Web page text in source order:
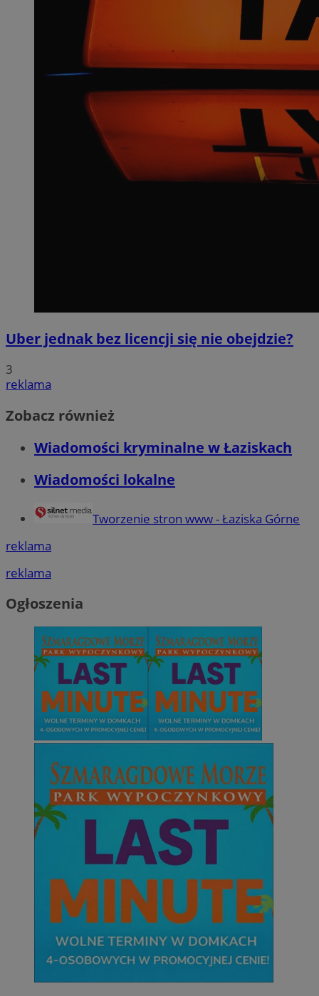
Uber jednak bez licencji się nie obejdzie?
3
reklama
Zobacz również
Wiadomości kryminalne w Łaziskach
Wiadomości lokalne
Tworzenie stron www - Łaziska Górne
reklama
reklama
Ogłoszenia